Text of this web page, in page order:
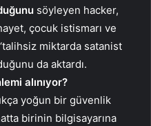
söyleyen hacker,
çocuk istismarı ve
miktarda satanist
da aktardı.
alınıyor?
yoğun bir güvenlik
birinin bilgisayarına